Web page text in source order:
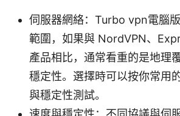
伺服器網絡：Turbo vpn電腦
範圍，如果與 NordVPN、
產品相比，通常看重的是地理
穩定性。選擇時可以按你常用
與穩定性測試。